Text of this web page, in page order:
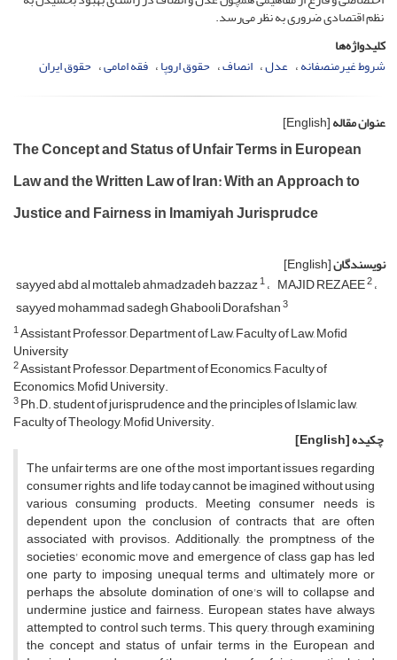
نظم اقتصادی ضروری به نظر می‌رسد.
کلیدواژه‌ها
شروط غیرمنصفانه عدل انصاف حقوق اروپا فقه امامی حقوق ایران
عنوان مقاله[English]
The Concept and Status of Unfair Terms in European
Law and the Written Law of Iran: With an Approach to
Justice and Fairness in Imamiyah Jurisprudce
نویسندگان[English]
sayyed abd al mottaleb ahmadzadeh bazzaz1 MAJID REZAEE2
sayyed mohammad sadegh Ghabooli Dorafshan3
1Assistant Professor, Department of Law, Faculty of Law, Mofid
University
2Assistant Professor, Department of Economics, Faculty of
Economics, Mofid University.
3Ph.D. student of jurisprudence and the principles of Islamic law,
Faculty of Theology, Mofid University.
چکیده[English]
The unfair terms are one of the most important issues regarding
consumer rights and life today cannot be imagined without using
various consuming products. Meeting consumer needs is
dependent upon the conclusion of contracts that are often
associated with provisos. Additionally, the promptness of the
societies' economic move and emergence of class gap has led
one party to imposing unequal terms and ultimately more or
perhaps the absolute domination of one's will to collapse and
undermine justice and fairness. European states have always
attempted to control such terms. This query, through examining
the concept and status of unfair terms in the European and